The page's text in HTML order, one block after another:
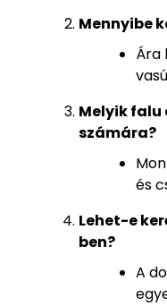
Mennyibe
Ára
Melyik
számára?
és
Lehet-e
ben?
A